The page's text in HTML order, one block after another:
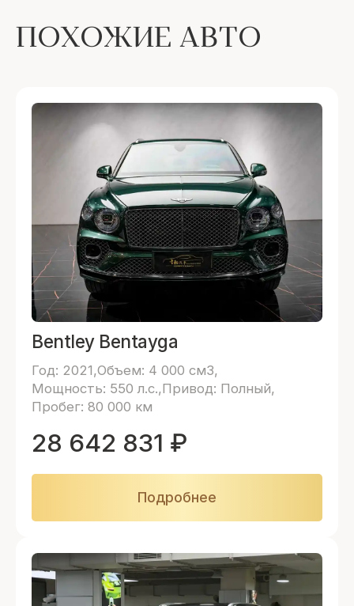
ПОХОЖИЕ АВТО
Bentley Bentayga
Год: 2021 Объем: 4 000 см3
Мощность: 550 л.с. Привод: Полный
Пробег: 80 000 км
28 642 831 ₽
Подробнее